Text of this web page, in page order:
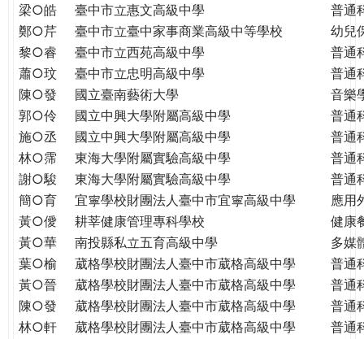
民。
WAGOR
TODAY
THE
WORLD
TOMORROW
PUTTING
YOU
ON
THE
PATH
GLOBAL
CITIZENSHIP
梁○皓
臺中市立惠文高級中學
普通
鄭○芹
臺中市立臺中家事商業高級中等學校
幼兒
黎○睿
臺中市立西苑高級中學
普通
蕭○玟
臺中市立忠明高級中學
普通
陳○發
國立臺南藝術大學
音樂
郭○伶
國立中興大學附屬高級中學
普通
施○丞
國立中興大學附屬高級中學
普通
林○霈
東海大學附屬實驗高級中學
普通
謝○駿
東海大學附屬實驗高級中學
普通
簡○育
宜寧學校財團法人臺中市宜寧高級中學
應用
黃○僾
耕莘健康管理專科學校
健康
黃○華
南投縣私立五育高級中學
多媒
葉○榆
葳格學校財團法人臺中市葳格高級中學
普通
黃○晉
葳格學校財團法人臺中市葳格高級中學
普通
陳○發
葳格學校財團法人臺中市葳格高級中學
普通
林○軒
葳格學校財團法人臺中市葳格高級中學
普通